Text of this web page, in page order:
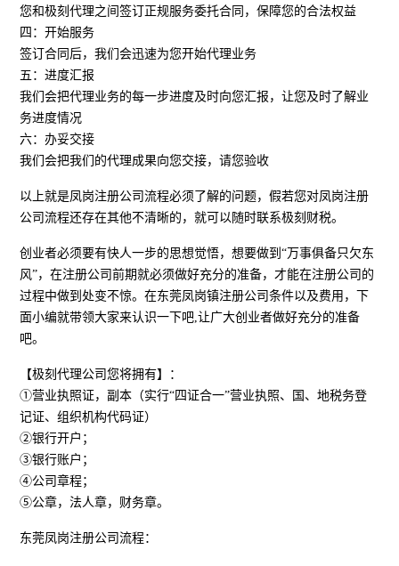
您和极刻代理之间签订正规服务委托合同，保障您的合法权益
四：开始服务
签订合同后，我们会迅速为您开始代理业务
五：进度汇报
我们会把代理业务的每一步进度及时向您汇报，让您及时了解业
务进度情况
六：办妥交接
我们会把我们的代理成果向您交接，请您验收
以上就是凤岗注册公司流程必须了解的问题，假若您对凤岗注册
公司流程还存在其他不清晰的，就可以随时联系极刻财税。
创业者必须要有快人一步的思想觉悟，想要做到“万事俱备只欠东
风”，在注册公司前期就必须做好充分的准备，才能在注册公司的
过程中做到处变不惊。在东莞凤岗镇注册公司条件以及费用，下
面小编就带领大家来认识一下吧,让广大创业者做好充分的准备
吧。
【极刻代理公司您将拥有】：
①营业执照证，副本（实行“四证合一”营业执照、国、地税务登
记证、组织机构代码证）
②银行开户；
③银行账户；
④公司章程；
⑤公章，法人章，财务章。
东莞凤岗注册公司流程：